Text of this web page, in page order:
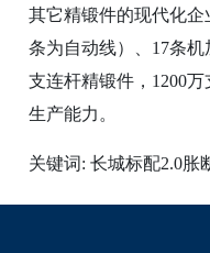
其它精锻件的现代化
条为自动线）、17条
支连杆精锻件，1200
生产能力。
关键词: 长城标配2.0胀